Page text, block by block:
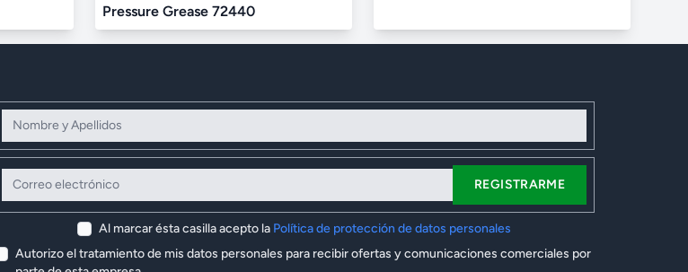
Pressure Grease 72440
Nombre y Apellidos
Correo electrónico
REGISTRARME
Al marcar ésta casilla acepto la Política de protección de datos personales
Autorizo el tratamiento de mis datos personales para recibir ofertas y comunicaciones comerciales por